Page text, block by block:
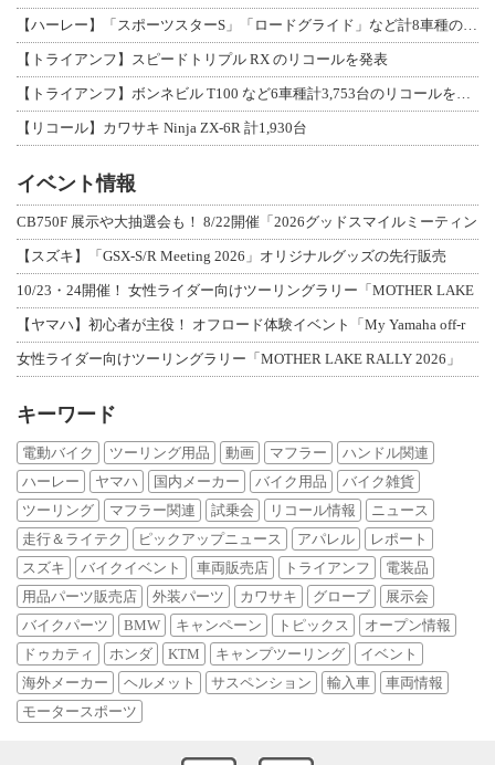
【ハーレー】「スポーツスターS」「ロードグライド」など計8車種のリコールを発表
【トライアンフ】スピードトリプル RX のリコールを発表
【トライアンフ】ボンネビル T100 など6車種計3,753台のリコールを発表
【リコール】カワサキ Ninja ZX-6R 計1,930台
イベント情報
CB750F 展示や大抽選会も！ 8/22開催「2026グッドスマイルミーティン
【スズキ】「GSX-S/R Meeting 2026」オリジナルグッズの先行販売
10/23・24開催！ 女性ライダー向けツーリングラリー「MOTHER LAKE
【ヤマハ】初心者が主役！ オフロード体験イベント「My Yamaha off-r
女性ライダー向けツーリングラリー「MOTHER LAKE RALLY 2026」
キーワード
電動バイク ツーリング用品 動画 マフラー
ハンドル関連
ハーレー
ヤマハ 国内メーカー バイク用品
バイク雑貨
ツーリング
マフラー関連 試乗会 リコール情報
ニュース
走行＆ライテク
ピックアップニュース アパレル
レポート
スズキ
バイクイベント 車両販売店 トライアンフ
電装品
用品パーツ販売店
外装パーツ カワサキ グローブ
展示会
バイクパーツ
BMW キャンペーン トピックス
オープン情報
ドゥカティ
ホンダ KTM キャンプツーリング
イベント
海外メーカー
ヘルメット サスペンション 輸入車
車両情報
モータースポーツ